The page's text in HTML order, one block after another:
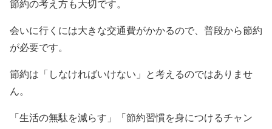
節約の考え方も大切です。
会いに行くには大きな交通費がかかるので、普段から節約
が必要です。
節約は「しなければいけない」と考えるのではありませ
ん。
「生活の無駄を減らす」「節約習慣を身につけるチャン